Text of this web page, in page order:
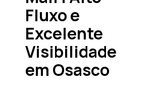
Fluxo e
Excelente
Visibilidade
em Osasco